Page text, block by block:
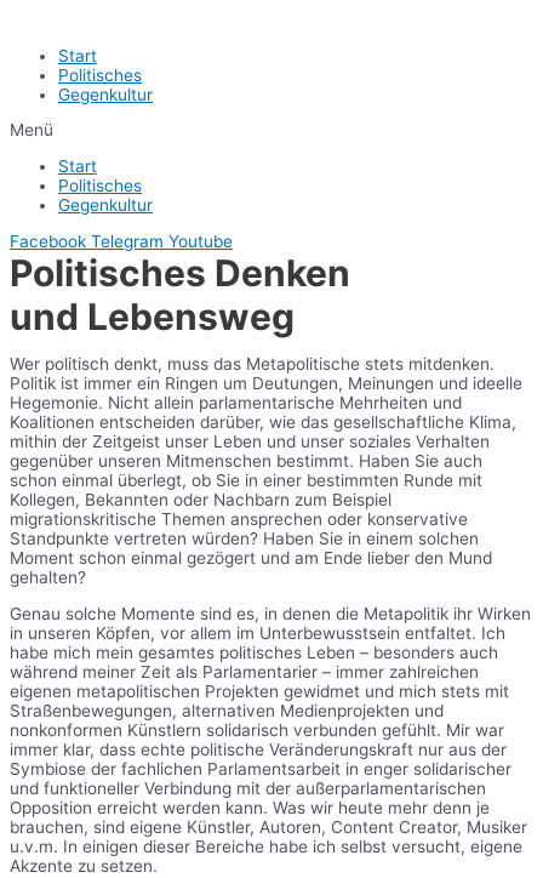
Start
Politisches
Gegenkultur
Menü
Start
Politisches
Gegenkultur
Facebook Telegram Youtube
Politisches Denken
und Lebensweg
Wer politisch denkt, muss das Metapolitische stets mitdenken.
Politik ist immer ein Ringen um Deutungen, Meinungen und ideelle
Hegemonie. Nicht allein parlamentarische Mehrheiten und
Koalitionen entscheiden darüber, wie das gesellschaftliche Klima,
mithin der Zeitgeist unser Leben und unser soziales Verhalten
gegenüber unseren Mitmenschen bestimmt. Haben Sie auch
schon einmal überlegt, ob Sie in einer bestimmten Runde mit
Kollegen, Bekannten oder Nachbarn zum Beispiel
migrationskritische Themen ansprechen oder konservative
Standpunkte vertreten würden? Haben Sie in einem solchen
Moment schon einmal gezögert und am Ende lieber den Mund
gehalten?
Genau solche Momente sind es, in denen die Metapolitik ihr Wirken
in unseren Köpfen, vor allem im Unterbewusstsein entfaltet. Ich
habe mich mein gesamtes politisches Leben – besonders auch
während meiner Zeit als Parlamentarier – immer zahlreichen
eigenen metapolitischen Projekten gewidmet und mich stets mit
Straßenbewegungen, alternativen Medienprojekten und
nonkonformen Künstlern solidarisch verbunden gefühlt. Mir war
immer klar, dass echte politische Veränderungskraft nur aus der
Symbiose der fachlichen Parlamentsarbeit in enger solidarischer
und funktioneller Verbindung mit der außerparlamentarischen
Opposition erreicht werden kann. Was wir heute mehr denn je
brauchen, sind eigene Künstler, Autoren, Content Creator, Musiker
u.v.m. In einigen dieser Bereiche habe ich selbst versucht, eigene
Akzente zu setzen.